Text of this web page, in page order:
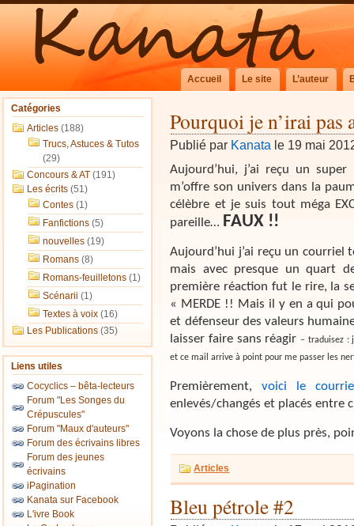
Accueil Le site L’auteur
Catégories
Articles (188)
Trucs, Astuces & Tutos
(29)
Concours & AT (191)
Les écrits (51)
Contes (1)
Fanfictions (5)
nouvelles (19)
Romans (8)
Romans-feuilletons (1)
Scénarii (1)
Textes à voix (16)
Les Publications (35)
Liens utiles
Cocyclics – bêta-lecteurs
Forum "Les Songes du
Crépuscules"
Forum "Maux d'auteurs"
Forum des écrivains libres
Forum des jeunes
écrivains
iPagination
Kanata sur Facebook
L'ivre Book
Pourquoi je n’irai pas
Publié par Kanata le 19 mai
Aujourd’hui, j’ai reçu un
m’offre son univers dans la
célèbre et je suis tout méga
pareille… FAUX !!
Aujourd’hui j’ai reçu un
mais avec presque un quart
première réaction fut le rire, la
« MERDE !! Mais il y en a qui
et défenseur des valeurs
laisser faire sans réagir– traduisez :
et ce mail arrive à point pour me passer les
Premièrement,voici le
enlevés/changés et placés entre
Voyons la chose de plus près,
Articles
Bleu pétrole #2